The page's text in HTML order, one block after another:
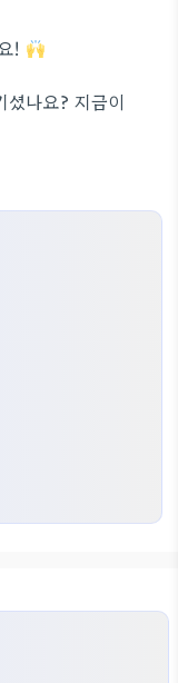
!
셨나요? 지금이